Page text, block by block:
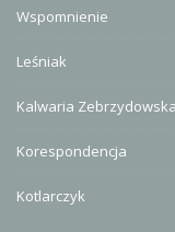
Wspomnienie
Leśniak
Kalwaria Zebrzydowska
Korespondencja
Kotlarczyk